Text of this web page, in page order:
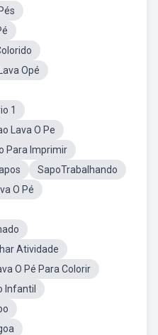
Opé
1
Lava O Pe
Para Imprimir
SapoTrabalhando
O Pé
Atividade
O Pé Para Colorir
Infantil